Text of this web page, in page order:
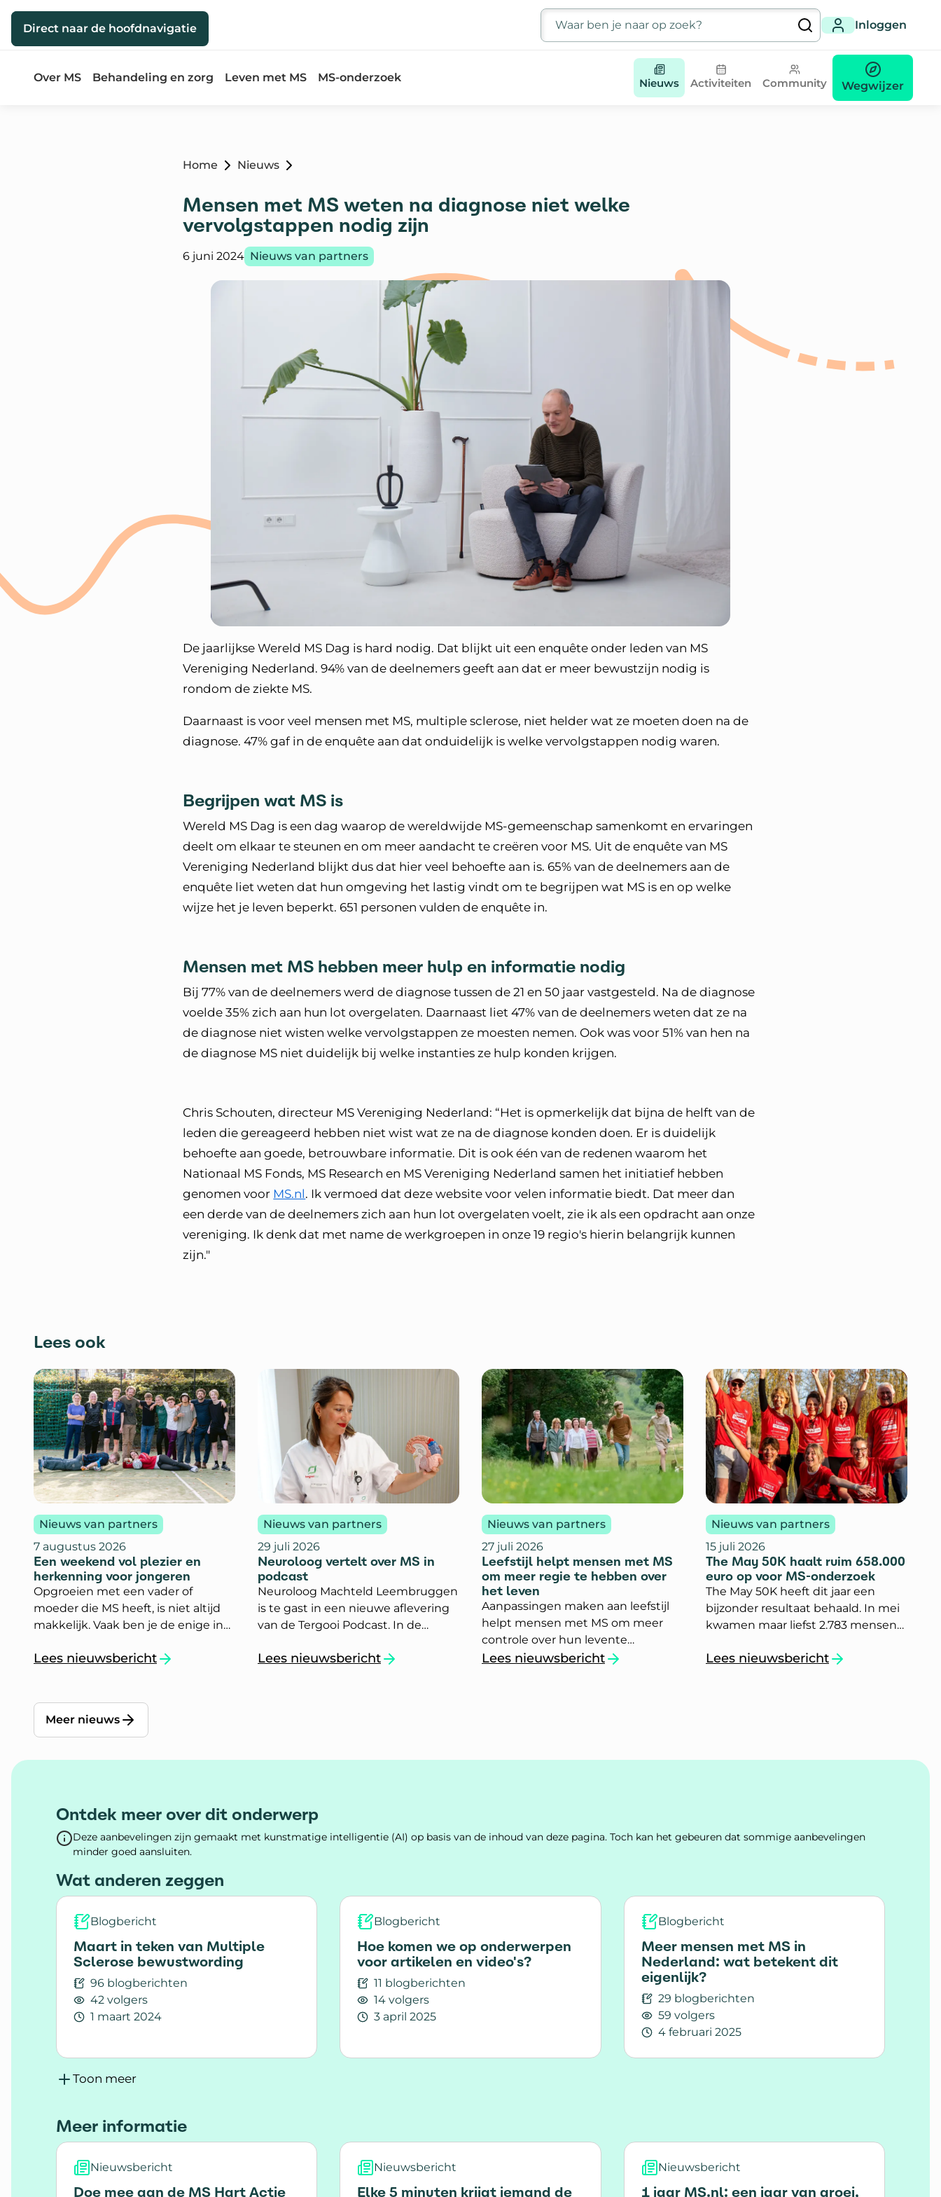
Direct naar de inhoud
Direct naar de hoofdnavigatie
Zoeken
Inloggen
Over MS Behandeling en zorg Leven met MS MS-onderzoek Nieuws Activiteiten Community Wegwijzer
Home Nieuws
Mensen met MS weten na diagnose niet welke
vervolgstappen nodig zijn
Gepubliceerd op:
6 juni 2024 Categorie:
Nieuws van partners
De jaarlijkse Wereld MS Dag is hard nodig. Dat blijkt uit een enquête onder leden van MS
Vereniging Nederland. 94% van de deelnemers geeft aan dat er meer bewustzijn nodig is
rondom de ziekte MS.
Daarnaast is voor veel mensen met MS, multiple sclerose, niet helder wat ze moeten doen na de
diagnose. 47% gaf in de enquête aan dat onduidelijk is welke vervolgstappen nodig waren.
Begrijpen wat MS is
Wereld MS Dag is een dag waarop de wereldwijde MS-gemeenschap samenkomt en ervaringen
deelt om elkaar te steunen en om meer aandacht te creëren voor MS. Uit de enquête van MS
Vereniging Nederland blijkt dus dat hier veel behoefte aan is. 65% van de deelnemers aan de
enquête liet weten dat hun omgeving het lastig vindt om te begrijpen wat MS is en op welke
wijze het je leven beperkt. 651 personen vulden de enquête in.
Mensen met MS hebben meer hulp en informatie nodig
Bij 77% van de deelnemers werd de diagnose tussen de 21 en 50 jaar vastgesteld. Na de diagnose
voelde 35% zich aan hun lot overgelaten. Daarnaast liet 47% van de deelnemers weten dat ze na
de diagnose niet wisten welke vervolgstappen ze moesten nemen. Ook was voor 51% van hen na
de diagnose MS niet duidelijk bij welke instanties ze hulp konden krijgen.
Chris Schouten, directeur MS Vereniging Nederland: “Het is opmerkelijk dat bijna de helft van de
leden die gereageerd hebben niet wist wat ze na de diagnose konden doen. Er is duidelijk
behoefte aan goede, betrouwbare informatie. Dit is ook één van de redenen waarom het
Nationaal MS Fonds, MS Research en MS Vereniging Nederland samen het initiatief hebben
genomen voor MS.nl. Ik vermoed dat deze website voor velen informatie biedt. Dat meer dan
een derde van de deelnemers zich aan hun lot overgelaten voelt, zie ik als een opdracht aan onze
vereniging. Ik denk dat met name de werkgroepen in onze 19 regio's hierin belangrijk kunnen
zijn."
Lees ook
Nieuws van partners
7 augustus 2026
Een weekend vol plezier en
herkenning voor jongeren
Opgroeien met een vader of
moeder die MS heeft, is niet altijd
makkelijk. Vaak ben je de enige in
ouder met een chronische ziekte.
Lees nieuwsbericht
`Een weekend vol plezier en herkenning voor jongeren`
Nieuws van partners
29 juli 2026
Neuroloog vertelt over MS in
podcast
Neuroloog Machteld Leembruggen
is te gast in een nieuwe aflevering
van de Tergooi Podcast. In de
Medisch Centrum staat iedere
behandelingen er zijn en wat de
Lees nieuwsbericht
`Neuroloog vertelt over MS in podcast`
Nieuws van partners
27 juli 2026
Leefstijl helpt mensen met MS
om meer regie te hebben over
het leven
Aanpassingen maken aan leefstijl
helpt mensen met MS om meer
controle over hun levente
krijgen. Dit blijkt uit een onderzoek
Lees nieuwsbericht
`Leefstijl helpt mensen met MS om meer regie te hebben over het
Nieuws van partners
15 juli 2026
The May 50K haalt ruim 658.000
euro op voor MS-onderzoek
The May 50K heeft dit jaar een
bijzonder resultaat behaald. In mei
kwamen maar liefst 2.783 mensen
Samen haalden zij 658.282 euro op.
Lees nieuwsbericht
`The May 50K haalt ruim 658.000
Meer nieuws
Ontdek meer over dit onderwerp
Deze aanbevelingen zijn gemaakt met kunstmatige intelligentie (AI) op basis van de inhoud van deze pagina. Toch kan het gebeuren dat sommige aanbevelingen
minder goed aansluiten.
Wat anderen zeggen
Blogbericht
Maart in teken van Multiple
Sclerose bewustwording
96 blogberichten
42 volgers
1 maart 2024
Blogbericht
Hoe komen we op onderwerpen
voor artikelen en video's?
11 blogberichten
14 volgers
3 april 2025
Lees meer over Hoe komen we op onderwerpen voor artikelen en video's?
Blogbericht
Meer mensen met MS in
Nederland: wat betekent dit
eigenlijk?
29 blogberichten
59 volgers
4 februari 2025
Lees meer over Meer mensen met MS in
Toon meer
Meer informatie
Nieuwsbericht
Doe mee aan de MS Hart Actie
Nieuwsbericht
Elke 5 minuten krijgt iemand de
Nieuwsbericht
1 jaar MS.nl: een jaar van groei,